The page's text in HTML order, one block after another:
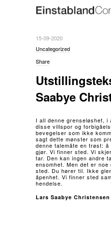
15-09-2020
Uncategorized
Share
Saabye
I all denne grenseløshet, i
disse villspor og
bevegelser som ikke
sagt dette mønster som
denne talemåte en trøst:
gjør. Vi finner sted. Vi
tar. Den kan ingen andre
ensomhet. Men det er
sted. Du hører til. Ikke
åpenhet. Vi finner sted
hendelse.
Lars Saabye Christensen